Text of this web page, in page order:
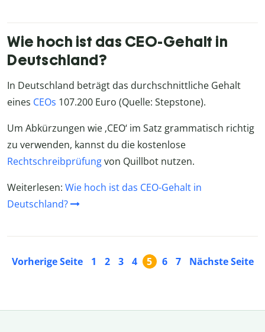
Wie hoch ist das CEO-Gehalt in
Deutschland?
In Deutschland beträgt das durchschnittliche Gehalt
eines CEOs 107.200 Euro (Quelle: Stepstone).
Um Abkürzungen wie ‚CEO‘ im Satz grammatisch richtig
zu verwenden, kannst du die kostenlose
Rechtschreibprüfungvon Quillbot nutzen.
Weiterlesen: Wie hoch ist das CEO-Gehalt in
Deutschland?
Vorherige Seite 1 2 3 4 5 6 7 Nächste Seite